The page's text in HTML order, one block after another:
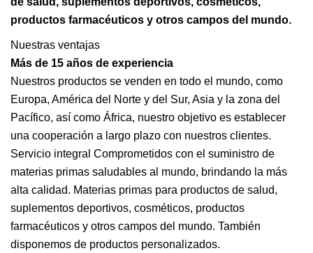
productos farmacéuticos y otros campos del mundo.
Nuestras ventajas
Más de 15 años de experiencia
Nuestros productos se venden en todo el mundo, como
Europa, América del Norte y del Sur, Asia y la zona del
Pacífico, así como África, nuestro objetivo es establecer
una cooperación a largo plazo con nuestros clientes.
Servicio integral Comprometidos con el suministro de
materias primas saludables al mundo, brindando la más
alta calidad. Materias primas para productos de salud,
suplementos deportivos, cosméticos, productos
farmacéuticos y otros campos del mundo. También
disponemos de productos personalizados.